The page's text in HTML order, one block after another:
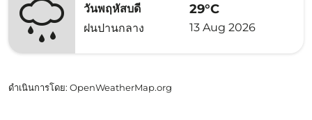
วันพฤหัสบดี
ฝนปานกลาง
29°C
13 Aug 2026
ดำเนินการโดย: OpenWeatherMap.org